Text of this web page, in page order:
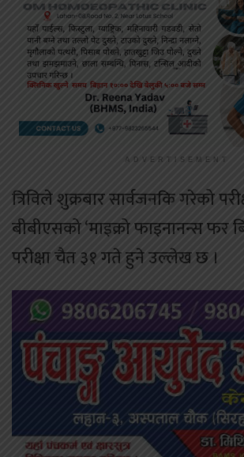
ADVERTISEMENT
त्रिविले शुक्रबार सार्वजनकि गरेको
बीबीएसको ‘माइक्रो फाइनानन्स फर
परीक्षा चैत ३१ गते हुने उल्लेख छ ।